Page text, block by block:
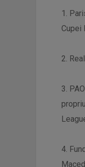
1.
Cupei
2.
3.
4.